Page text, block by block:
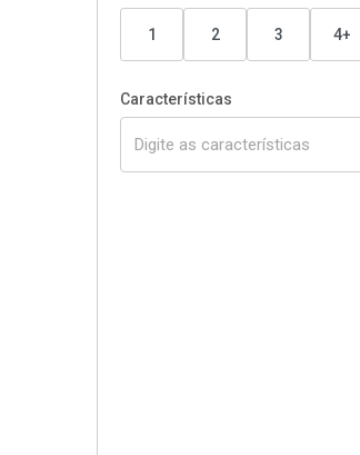
1 2 3 4+
Características